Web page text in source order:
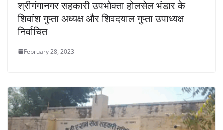
श्रीगंगानगर सहकारी उपभोक्ता होलसेल भंडार के
शिवांश गुप्ता अध्यक्ष और शिवदयाल गुप्ता उपाध्यक्ष
निर्वाचित
February 28, 2023